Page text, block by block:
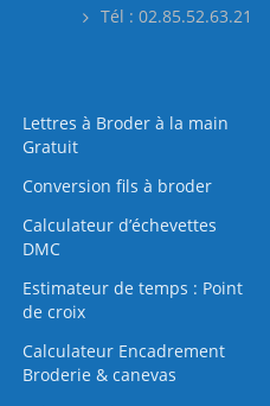
Tél : 02.85.52.63.21
Lettres à Broder à la main
Gratuit
Conversion fils à broder
Calculateur d’échevettes
DMC
Estimateur de temps : Point
de croix
Calculateur Encadrement
Broderie & canevas